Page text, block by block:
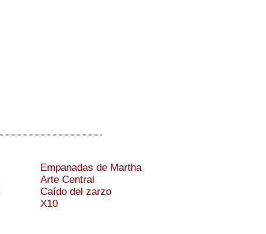
Empanadas de Martha
Arte Central
Caído del zarzo
X10